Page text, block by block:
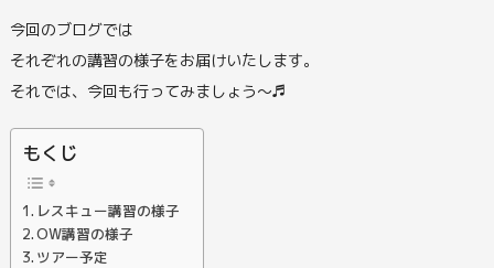
今回のブログでは
それぞれの講習の様子をお届けいたします。
それでは、今回も行ってみましょう～♬
もくじ
レスキュー講習の様子
OW講習の様子
ツアー予定